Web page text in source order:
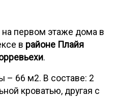
на первом этаже дома в
в районе Плайя
.
– 66 м2. В составе: 2
кроватью, другая с